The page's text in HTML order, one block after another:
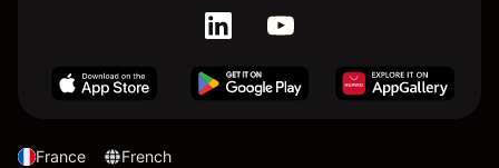
France French